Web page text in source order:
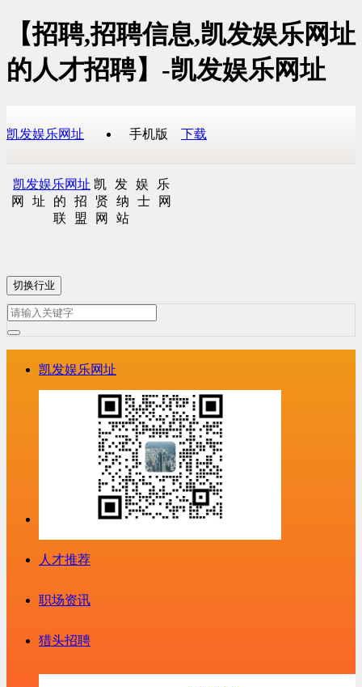
【招聘,招聘信息,凯发娱乐网址
的人才招聘】-凯发娱乐网址
凯发娱乐网址 手机版 下载
凯发娱乐网址 凯发娱乐
网址的招贤纳士网
联盟网站
切换行业
凯发娱乐网址
人才推荐
职场资讯
猎头招聘